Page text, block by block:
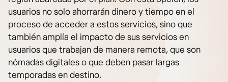
usuarios no solo ahorrarán dinero y tiempo en el
proceso de acceder a estos servicios, sino que
también amplía el impacto de sus servicios en
usuarios que trabajan de manera remota, que son
nómadas digitales o que deben pasar largas
temporadas en destino.